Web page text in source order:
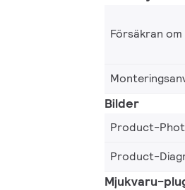
Försäkran
Bilder
Product-
Product-
Mjukvaru-